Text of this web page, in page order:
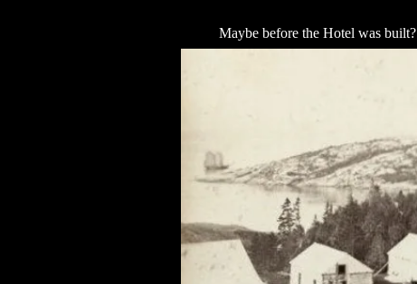
Maybe before the Hotel was built?